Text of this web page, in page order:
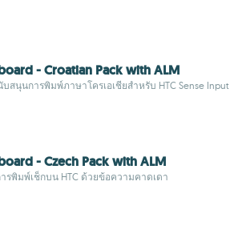
- Croatian Pack with ALM
บสนุนการพิมพ์ภาษาโครเอเชียสำหรับ HTC Sense Input
- Czech Pack with ALM
ารพิมพ์เช็กบน HTC ด้วยข้อความคาดเดา